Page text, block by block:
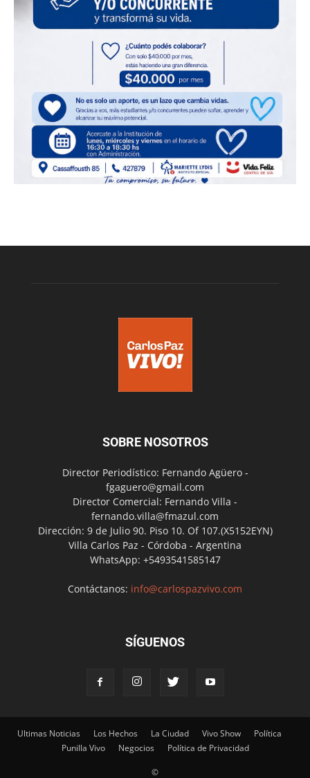
SOBRE NOSOTROS
Director Periodístico: Fernando Agüero -
fgaguero@gmail.com
Director Comercial: Fernando Villa -
fernando.villa@fmazul.com
Dirección: 9 de Julio 90. Piso 10. Of 107.(X5152EYN)
Villa Carlos Paz - Córdoba - Argentina
WhatsApp: +5493541585147
Contáctanos: info@carlospazvivo.com
SÍGUENOS
Ultimas Noticias Los Hechos La Ciudad Vivo Show
Política
Punilla Vivo
Negocios Política de Privacidad
©